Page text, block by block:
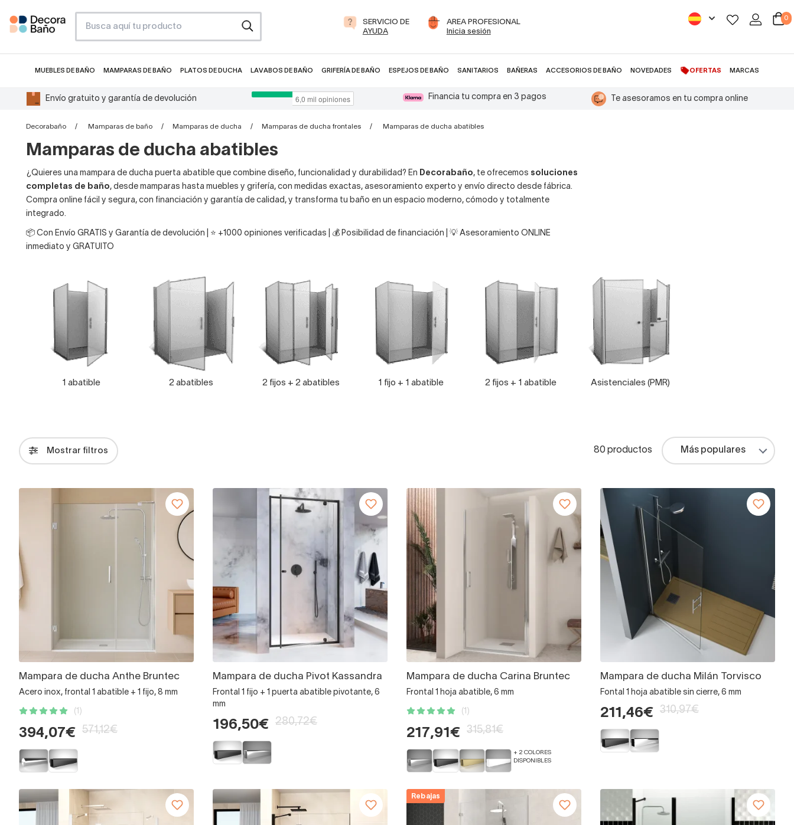
SERVICIO DE
AYUDA
AREA PROFESIONAL
Inicia sesión
0
MUEBLES DE BAÑO MAMPARAS DE BAÑO PLATOS DE DUCHA LAVABOS DE BAÑO GRIFERÍA DE BAÑO ESPEJOS DE BAÑO SANITARIOS BAÑERAS ACCESORIOS DE BAÑO NOVEDADES OFERTAS MARCAS
Envío gratuito y garantía de devolución Financia tu compra en 3 pagos Te asesoramos en tu compra online
Decorabaño Mamparas de baño Mamparas de ducha Mamparas de ducha frontales Mamparas de ducha abatibles
Mamparas de ducha abatibles
¿Quieres una mampara de ducha puerta abatible que combine diseño, funcionalidad y durabilidad? En Decorabaño, te ofrecemos soluciones
completas de baño, desde mamparas hasta muebles y grifería, con medidas exactas, asesoramiento experto y envío directo desde fábrica.
Compra online fácil y segura, con financiación y garantía de calidad, y transforma tu baño en un espacio moderno, cómodo y totalmente
integrado.
📦 Con Envío GRATIS y Garantía de devolución | ⭐ +1000 opiniones verificadas | 💰 Posibilidad de financiación | 💡 Asesoramiento ONLINE
inmediato y GRATUITO
1 abatible 2 abatibles 2 fijos + 2 abatibles 1 fijo + 1 abatible 2 fijos + 1 abatible Asistenciales (PMR)
Mostrar filtros 80 productos
Mampara de ducha Anthe Bruntec
Acero inox, frontal 1 abatible + 1 fijo, 8 mm
(1)
394,07€ 571,12€
Mampara de ducha Pivot Kassandra
Frontal 1 fijo + 1 puerta abatible pivotante, 6
mm
196,50€ 280,72€
Mampara de ducha Carina Bruntec
Frontal 1 hoja abatible, 6 mm
(1)
217,91€ 315,81€
+ 2 COLORES
DISPONIBLES
Mampara de ducha Milán Torvisco
Fontal 1 hoja abatible sin cierre, 6 mm
211,46€ 310,97€
Rebajas